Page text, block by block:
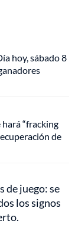
hoy, sábado 8
hará “fracking
de
de juego: se
los signos